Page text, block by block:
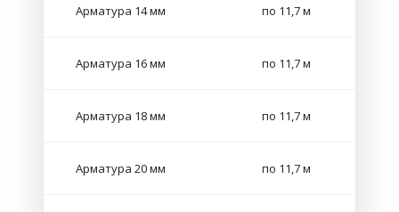
Арматура 14 мм по 11,7 м
Арматура 16 мм по 11,7 м
Арматура 18 мм по 11,7 м
Арматура 20 мм по 11,7 м